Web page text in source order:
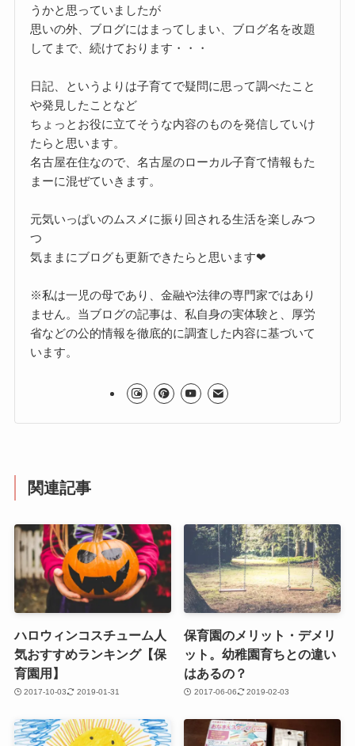
うかと思っていましたが
思いの外、ブログにはまってしまい、ブログ名を改題
してまで、続けております・・・
日記、というよりは子育てで疑問に思って調べたこと
や発見したことなど
ちょっとお役に立てそうな内容のものを発信していけ
たらと思います。
名古屋在住なので、名古屋のローカル子育て情報もた
まーに混ぜていきます。
元気いっぱいのムスメに振り回される生活を楽しみつ
つ
気ままにブログも更新できたらと思います❤
※私は一児の母であり、金融や法律の専門家ではあり
ません。当ブログの記事は、私自身の実体験と、厚労
省などの公的情報を徹底的に調査した内容に基づいて
います。
関連記事
ハロウィンコスチューム人
気おすすめランキング【保
育園用】
2017-10-03 2019-01-31
保育園のメリット・デメリ
ット。幼稚園育ちとの違い
はあるの？
2017-06-06 2019-02-03